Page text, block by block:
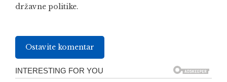
državne politike.
Ostavite komentar